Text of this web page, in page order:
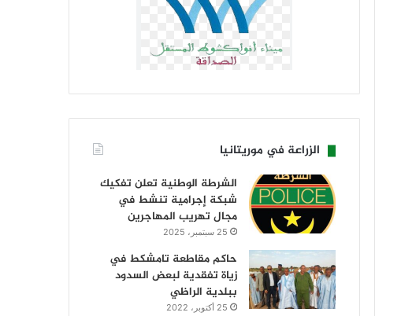
الزراعة في موريتانيا
الشرطة الوطنية تعلن تفكيك
شبكة إجرامية تنشط في
مجال تهريب المهاجرين
25 سبتمبر، 2025
حاكم مقاطعة تامشكط في
زياة تفقدية لبعض السدود
ببلدية الراظي
25 أكتوبر، 2022